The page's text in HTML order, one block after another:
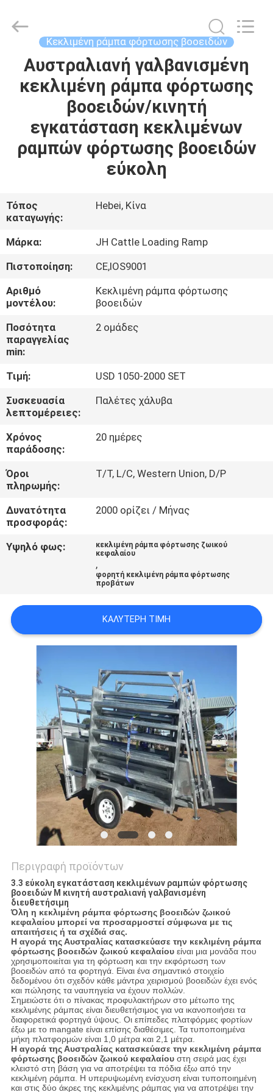
ΣΠΊΤΙ
ΠΡΟΪΌΝΤΑ
ΠΕΡΊΠΟΥ
ΕΜΕΊΣ
ΓΎΡΟΣ
ΕΡΓΟΣΤΑΣΊΩΝ
ΠΟΙΟΤΙΚΌΣ
ΈΛΕΓΧΟΣ
ΜΑΣ
ΕΛΆΤΕ
ΕΠΑΦΉ
ΜΕ
ΖΗΤΉΣΤΕ
ΈΝΑ
ΑΠΌΣΠΑΣΜΑ
SITEMAP
ΜΥΣΤΙΚΌΤΗΤΑΣ
products
Reserved.
Κεκλιμένη ράμπα φόρτωσης βοοειδών
Αυστραλιανή γαλβανισμένη
κεκλιμένη ράμπα φόρτωσης
βοοειδών/κινητή
εγκατάσταση κεκλιμένων
ραμπών φόρτωσης βοοειδών
εύκολη
Τόπος
καταγωγής:
Hebei, Κίνα
Μάρκα:
JH Cattle Loading Ramp
Πιστοποίηση:
CE,IOS9001
Αριθμό
μοντέλου:
Κεκλιμένη ράμπα φόρτωσης
βοοειδών
Ποσότητα
παραγγελίας
min:
2 ομάδες
Τιμή:
USD 1050-2000 SET
Συσκευασία
λεπτομέρειες:
Παλέτες χάλυβα
Χρόνος
παράδοσης:
20 ημέρες
Όροι
πληρωμής:
T/T, L/C, Western Union, D/P
Δυνατότητα
προσφοράς:
2000 ορίζει / Μήνας
Υψηλό φως:
κεκλιμένη ράμπα φόρτωσης ζωικού
κεφαλαίου
,
φορητή κεκλιμένη ράμπα φόρτωσης
προβάτων
ΚΑΛΎΤΕΡΗ ΤΙΜΉ
Περιγραφή προϊόντων
3.3 εύκολη εγκατάσταση κεκλιμένων ραμπών φόρτωσης
βοοειδών Μ κινητή αυστραλιανή γαλβανισμένη
διευθετήσιμη
Όλη η κεκλιμένη ράμπα φόρτωσης βοοειδών ζωικού
κεφαλαίου μπορεί να προσαρμοστεί σύμφωνα με τις
απαιτήσεις ή τα σχέδιά σας.
Η αγορά της Αυστραλίας κατασκεύασε την κεκλιμένη ράμπα
φόρτωσης βοοειδών ζωικού κεφαλαίου είναι μια μονάδα που
χρησιμοποιείται για τη φόρτωση και την εκφόρτωση των
βοοειδών από τα φορτηγά. Είναι ένα σημαντικό στοιχείο
δεδομένου ότι σχεδόν κάθε μάντρα χειρισμού βοοειδών έχει ενός
και πώλησης τα ναυπηγεία να έχουν πολλών.
Σημειώστε ότι ο πίνακας προφυλακτήρων στο μέτωπο της
κεκλιμένης ράμπας είναι διευθετήσιμος για να ικανοποιήσει τα
διαφορετικά φορτηγά ύψους. Οι επίπεδες πλατφόρμες φορτίων
έξω με το mangate είναι επίσης διαθέσιμες. Τα τυποποιημένα
μήκη πλατφορμών είναι 1,0 μέτρα και 2,1 μέτρα.
Η αγορά της Αυστραλίας κατασκεύασε την κεκλιμένη ράμπα
φόρτωσης βοοειδών ζωικού κεφαλαίουστη σειρά μας έχει
κλειστό στη βάση για να αποτρέψει τα πόδια έξω από την
κεκλιμένη ράμπα. Η υπερυψωμένη ενίσχυση είναι τυποποιημένη
και στις δύο άκρες της κεκλιμένης ράμπας για να αποτρέψει την